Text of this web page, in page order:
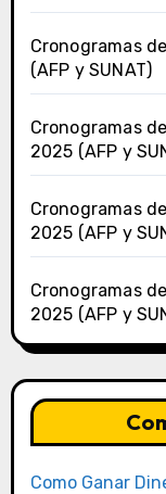
Cronogramas
(AFP y SUNAT)
Cronogramas
2025 (AFP y
Cronogramas
2025 (AFP y
Cronogramas
2025 (AFP y
Como Ganar